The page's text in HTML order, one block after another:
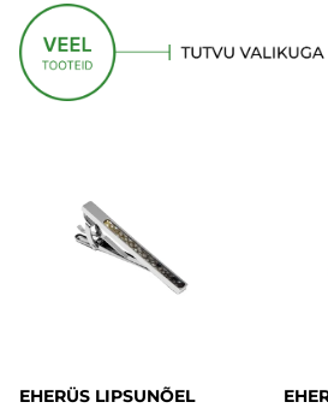
EHERÜS LIPSUNÕEL